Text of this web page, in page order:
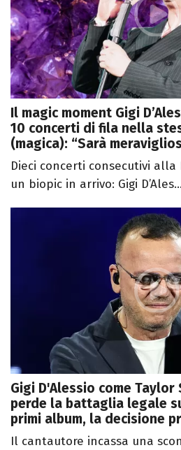
Il magic moment Gigi
10 concerti di fila nella
(magica): “Sarà
Dieci concerti consecutivi alla
un biopic in arrivo: Gigi D’Ales...
Gigi D'Alessio come
perde la battaglia legale
primi album, la decisione
Il cantautore incassa una